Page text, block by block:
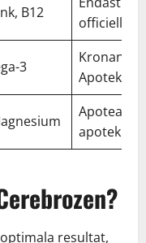
B12
officiell
3
Kronans
Apotek
Apotea,
apotek
resultat,